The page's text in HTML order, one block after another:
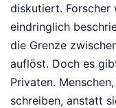
diskutiert. Forscher
eindringlich
die Grenze
auflöst. Doch es
Privaten.
schreiben, anstatt